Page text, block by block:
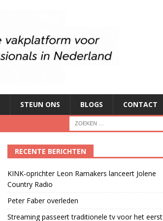
STEUN ONS BLOGS CONTACT
RECENTE BERICHTEN
KINK-oprichter Leon Ramakers lanceert Jolene
Country Radio
Peter Faber overleden
Streaming passeert traditionele tv voor het eerst